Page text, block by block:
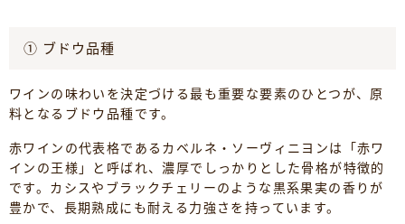
① ブドウ品種
ワインの味わいを決定づける最も重要な要素のひとつが、原
料となるブドウ品種です。
赤ワインの代表格であるカベルネ・ソーヴィニヨンは「赤ワ
インの王様」と呼ばれ、濃厚でしっかりとした骨格が特徴的
です。カシスやブラックチェリーのような黒系果実の香りが
豊かで、長期熟成にも耐える力強さを持っています。